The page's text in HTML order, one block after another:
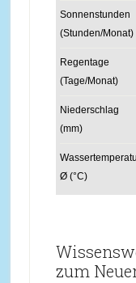
Sonnenstunden
(Stunden/Monat)
Regentage
(Tage/Monat)
Niederschlag
(mm)
Ø (°C)
zum